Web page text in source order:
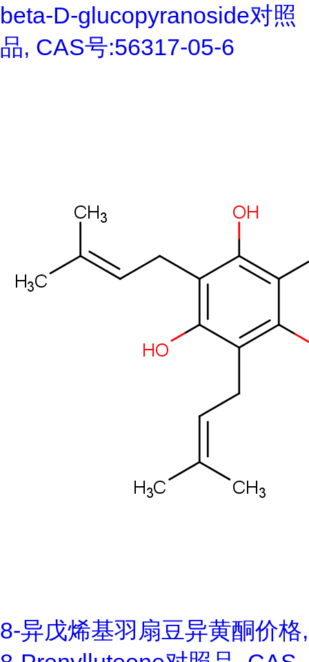
beta-D-glucopyranoside对照
品, CAS号:56317-05-6
8-异戊烯基羽扇豆异黄酮价格,